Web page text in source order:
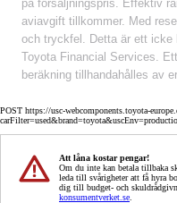
på försäljningspris. Effektiv
aviavgift tillkommer. Med
och tryckfel. Detta är ett icke
Toyota Financial Services.
beräkning tillhandahålles av
POST https://usc-webcomponents.toyota-
Att låna kostar pengar!
Om du inte kan betala tillbaka
leda till svårigheter att få hyra
dig till budget- och
konsumentverket.se